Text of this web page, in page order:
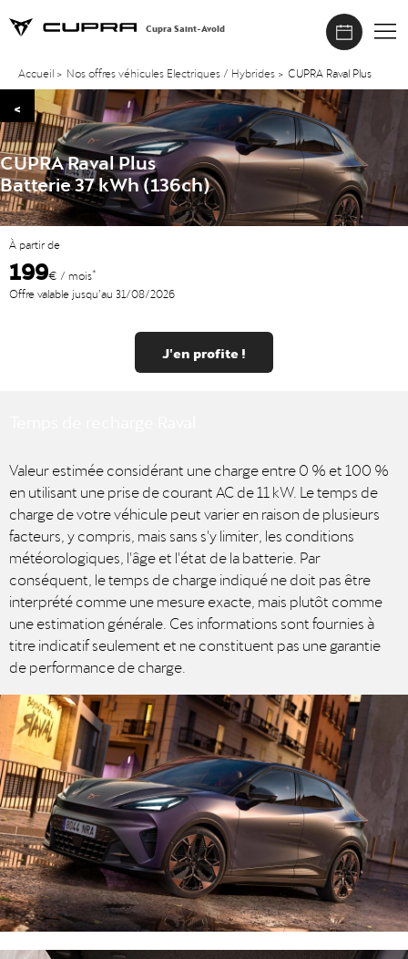
Cupra Saint-Avold
Accueil > Nos offres véhicules Electriques / Hybrides > CUPRA Raval Plus
<
CUPRA Raval Plus
Batterie 37 kWh (136ch)
À partir de
199€ / mois*
Offre valable jusqu’au 31/08/2026
J'en profite !
Valeur estimée considérant une charge entre 0 % et 100 %
en utilisant une prise de courant AC de 11 kW. Le temps de
charge de votre véhicule peut varier en raison de plusieurs
facteurs, y compris, mais sans s'y limiter, les conditions
météorologiques, l'âge et l'état de la batterie. Par
conséquent, le temps de charge indiqué ne doit pas être
interprété comme une mesure exacte, mais plutôt comme
une estimation générale. Ces informations sont fournies à
titre indicatif seulement et ne constituent pas une garantie
de performance de charge.